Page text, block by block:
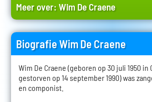
Meer over:Wim De Craene
Biografie Wim De Craene
Wim De Craene (geboren op 30 juli 1950 in
gestorven op 14 september 1990) was
en componist.